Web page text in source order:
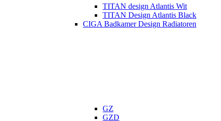
TITAN design Atlantis Wit
TITAN Design Atlantis Black
CIGA Badkamer Design Radiatoren
GZ
GZD